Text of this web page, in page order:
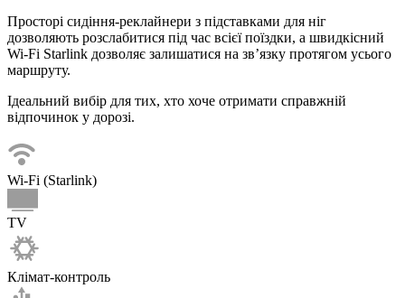
Просторі сидіння-реклайнери з підставками для ніг
дозволяють розслабитися під час всієї поїздки, а швидкісний
Wi-Fi Starlink дозволяє залишатися на зв’язку протягом усього
маршруту.
Ідеальний вибір для тих, хто хоче отримати справжній
відпочинок у дорозі.
Wi-Fi (Starlink)
TV
Клімат-контроль